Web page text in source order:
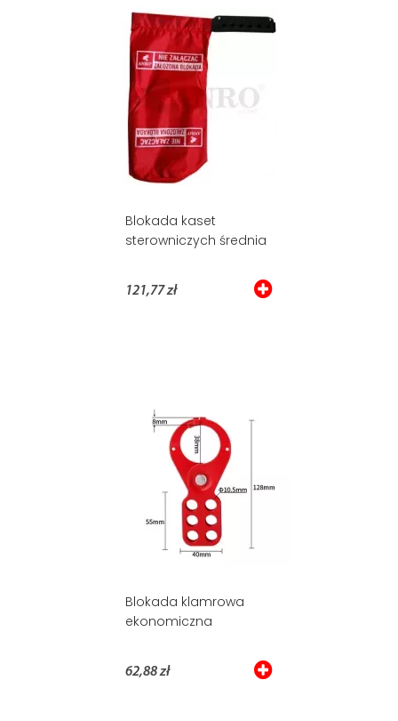
Blokada kaset
sterowniczych średnia
121,77 zł
Blokada klamrowa
ekonomiczna
62,88 zł